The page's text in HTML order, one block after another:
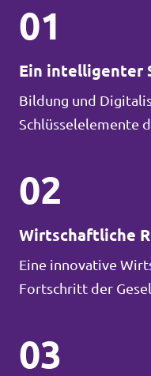
01
Ein intelligenter
Bildung und
Schlüsselelemente
02
Wirtschaftliche
Eine innovative
Fortschritt der
03